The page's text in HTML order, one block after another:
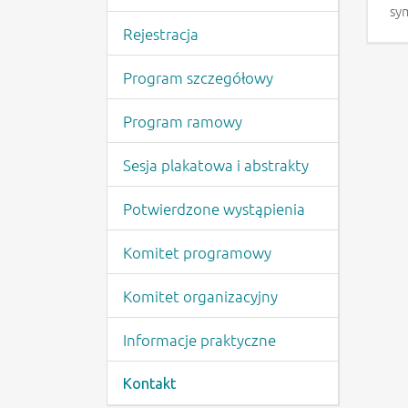
Rejestracja
Program szczegółowy
Program ramowy
Sesja plakatowa i abstrakty
Potwierdzone wystąpienia
Komitet programowy
Komitet organizacyjny
Informacje praktyczne
Kontakt